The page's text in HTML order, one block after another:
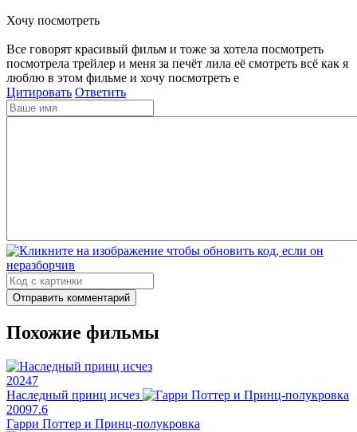
Хочу посмотреть
Все говорят красивый фильм и тоже за хотела посмотреть
посмотрела трейлер и меня за печёт лила её смотреть всё как я
люблю в этом фильме и хочу посмотреть е
Цитировать Ответить
Отправить комментарий
Похожие фильмы
20247
Наследный принц исчез
20097.6
Гарри Поттер и Принц-полукровка